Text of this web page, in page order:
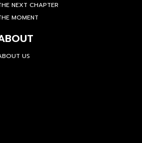
NEXT CHAPTER
MOMENT
US